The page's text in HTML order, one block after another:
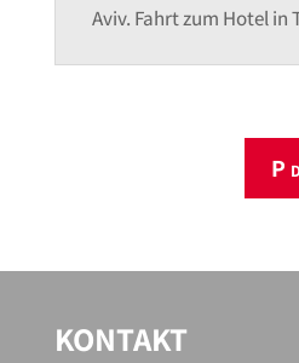
Aviv. Fahrt zum Hotel in
KONTAKT